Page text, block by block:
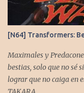
[N64] Transformers:
Maximales y
bestias, solo que no sé
lograr que no caiga en